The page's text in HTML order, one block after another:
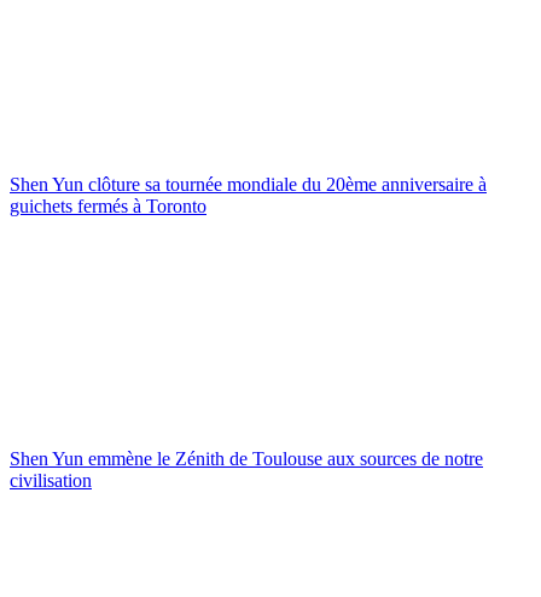
Shen Yun clôture sa tournée mondiale du 20ème anniversaire à
guichets fermés à Toronto
Shen Yun emmène le Zénith de Toulouse aux sources de notre
civilisation